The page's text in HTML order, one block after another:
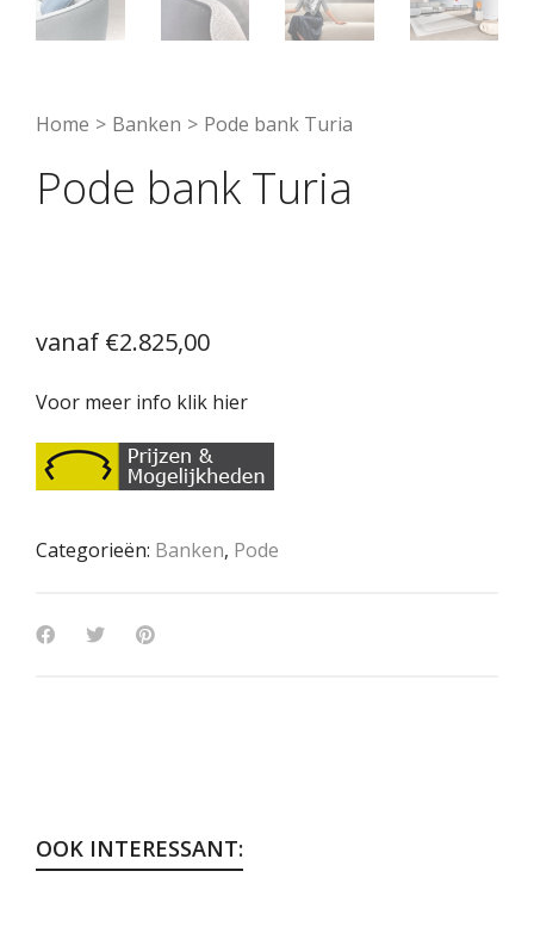
Home > Banken > Pode bank Turia
Pode bank Turia
€2.825,00
Voor meer info klik hier
Categorieën: Banken, Pode
OOK INTERESSANT: